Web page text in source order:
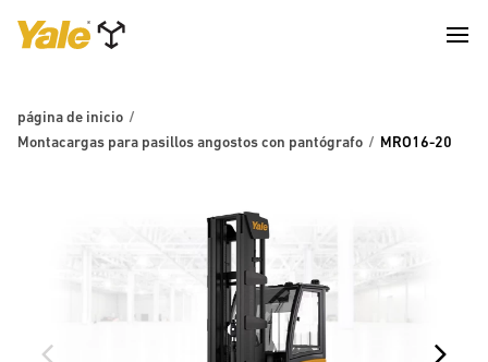
página de inicio
Montacargas para pasillos angostos con pantógrafo
MRO16-20